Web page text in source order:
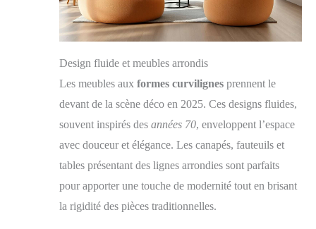
Design fluide et meubles arrondis
Les meubles aux formes curvilignes prennent le
devant de la scène déco en 2025. Ces designs fluides,
souvent inspirés des années 70, enveloppent l’espace
avec douceur et élégance. Les canapés, fauteuils et
tables présentant des lignes arrondies sont parfaits
pour apporter une touche de modernité tout en brisant
la rigidité des pièces traditionnelles.